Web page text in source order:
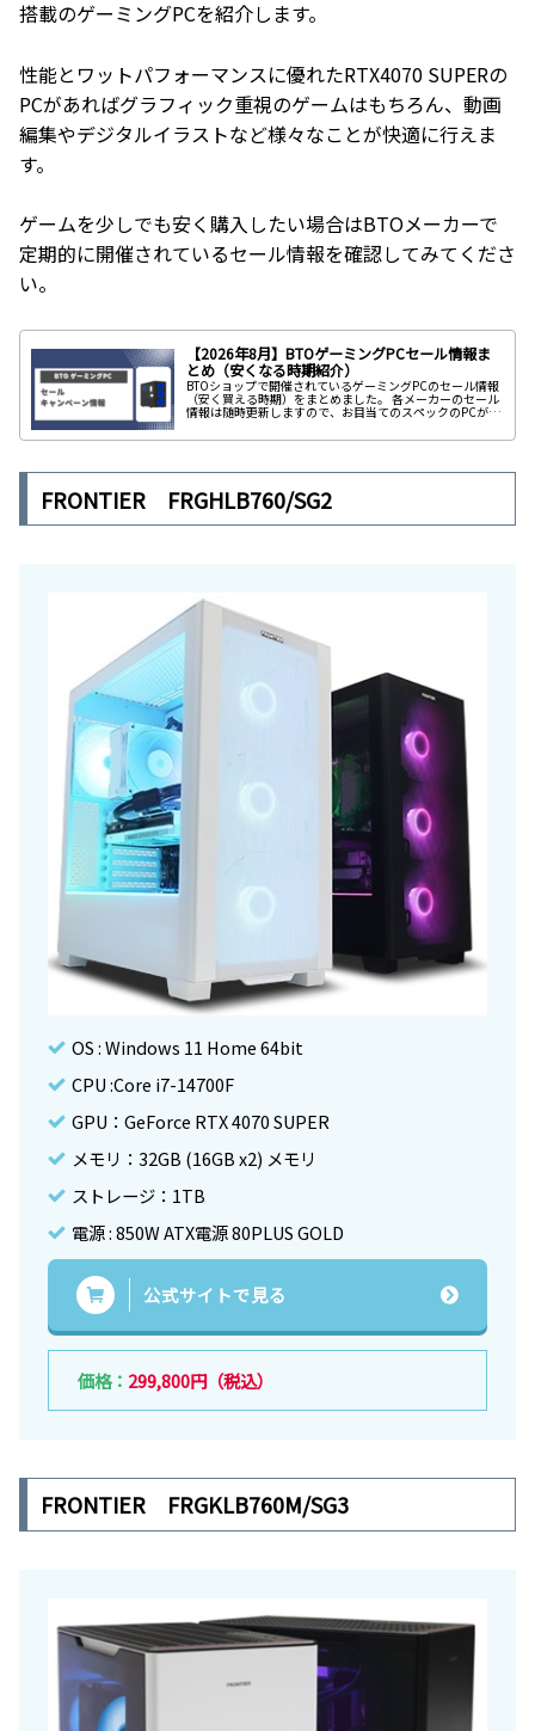
搭載のゲーミングPCを紹介します。
性能とワットパフォーマンスに優れたRTX4070 SUPERの
PCがあればグラフィック重視のゲームはもちろん、動画
編集やデジタルイラストなど様々なことが快適に行えま
す。
ゲームを少しでも安く購入したい場合はBTOメーカーで
定期的に開催されているセール情報を確認してみてくださ
い。
【2026年8月】BTOゲーミングPCセール情報ま
とめ（安くなる時期紹介）
BTOショップで開催されているゲーミングPCのセール情報
（安く買える時期）をまとめました。 各メーカーのセール
情報は随時更新しますので、お目当てのスペックのPCがあ
FRONTIER FRGHLB760/SG2
OS : Windows 11 Home 64bit
CPU :Core i7-14700F
GPU：GeForce RTX 4070 SUPER
メモリ：32GB (16GB x2) メモリ
ストレージ：1TB
電源 : 850W ATX電源 80PLUS GOLD
公式サイトで見る
価格： 299,800円（税込）
FRONTIER FRGKLB760M/SG3